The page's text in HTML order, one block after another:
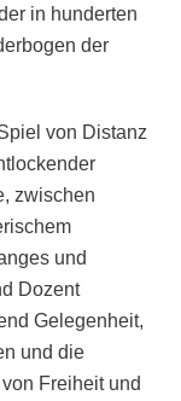
in hunderten
der
von Distanz
zwischen
und
Dozent
Gelegenheit,
und die
Freiheit und